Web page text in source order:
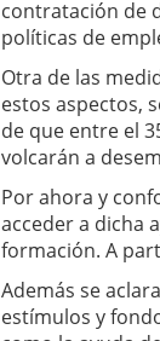
contratación de
políticas de
Otra de las
estos aspectos,
de que entre el
volcarán a
Por ahora y
acceder a dicha
formación. A
Además se
estímulos y